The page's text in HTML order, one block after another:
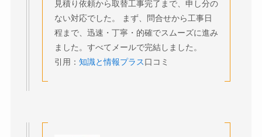
見積り依頼から取替工事完了まで、申し分の
ない対応でした。 まず、問合せから工事日
程まで、迅速・丁寧・的確でスムーズに進み
ました。すべてメールで完結しました。
引用： 知識と情報プラス口コミ